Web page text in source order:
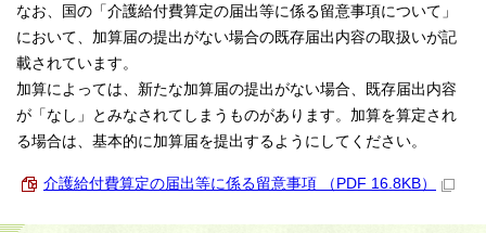
なお、国の「介護給付費算定の届出等に係る留意事項について」
において、加算届の提出がない場合の既存届出内容の取扱いが記
載されています。
加算によっては、新たな加算届の提出がない場合、既存届出内容
が「なし」とみなされてしまうものがあります。加算を算定され
る場合は、基本的に加算届を提出するようにしてください。
介護給付費算定の届出等に係る留意事項 （PDF 16.8KB）